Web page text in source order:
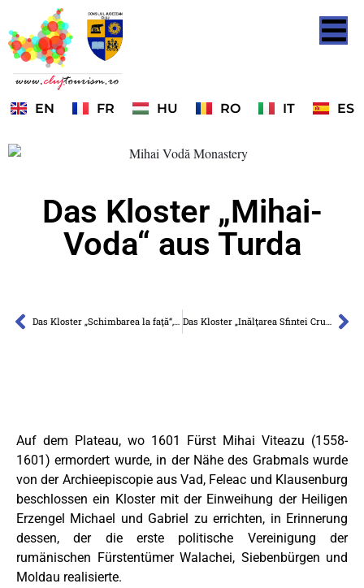
EN FR HU RO IT ES
Das Kloster „Mihai-
Voda“ aus Turda
Das Kloster „Schimbarea la faţă“, aus Cheile Turzii Das Kloster „Inălţarea Sfintei Cruci“ aus Căşiel
Auf dem Plateau, wo 1601 Fürst Mihai Viteazu (1558-
1601) ermordert wurde, in der Nähe des Grabmals wurde
von der Archieepiscopie aus Vad, Feleac und Klausenburg
beschlossen ein Kloster mit der Einweihung der Heiligen
Erzengel Michael und Gabriel zu errichten, in Erinnerung
dessen, der die erste politische Vereinigung der
rumänischen Fürstentümer Walachei, Siebenbürgen und
Moldau realisierte.